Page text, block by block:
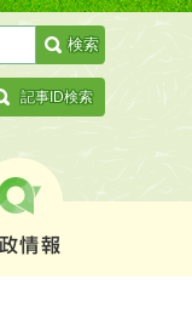
検索
記事ID検索
情報